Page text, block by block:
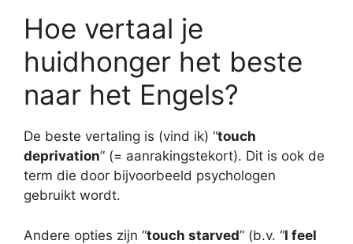
Hoe vertaal je
huidhonger het beste
naar het Engels?
De beste vertaling is (vind ik) “touch
deprivation” (= aanrakingstekort). Dit is ook de
term die door bijvoorbeeld psychologen
gebruikt wordt.
Andere opties zijn “touch starved” (b.v. “I feel